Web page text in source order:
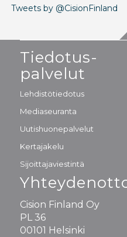
Tweets by @CisionFinland
Tiedotus-
palvelut
Lehdistötiedotus
Mediaseuranta
Uutishuonepalvelut
Kertajakelu
Sijoittajaviestintä
Cision Finland Oy
PL 36
00101 Helsinki